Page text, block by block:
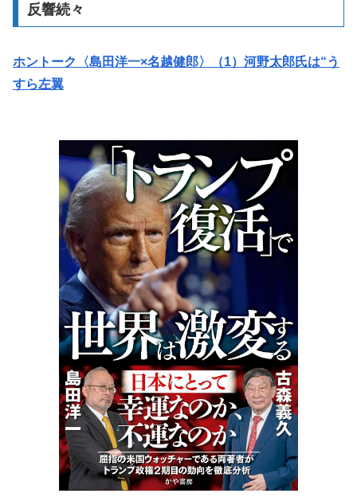
反響続々
ホントーク〈島田洋一×名越健郎〉（1）河野太郎氏は“う
すら左翼